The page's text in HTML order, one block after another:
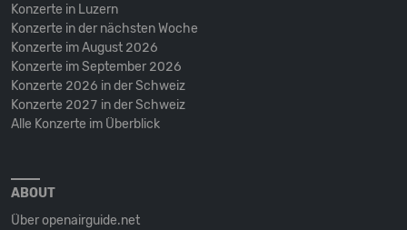
Konzerte in Luzern
Konzerte in der nächsten Woche
Konzerte im August 2026
Konzerte im September 2026
Konzerte 2026 in der Schweiz
Konzerte 2027 in der Schweiz
Alle Konzerte im Überblick
ABOUT
Über openairguide.net